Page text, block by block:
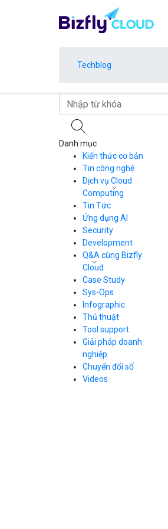
Bảng giá
Bảng giá
Bảng giá
Bảng giá
Techblog
Danh mục
Kiến thức cơ bản
Tin công nghệ
Dịch vụ Cloud
Computing
Cloud Server
CDN
Load Balancer
Auto Scaling
Container Registry
Kubernetes
Cloud Database
Call Center
Business Email
Simple Storage
VPN
Traffic Manager
Cloud VPS
Kafka
Videos
Tin Tức
Ứng dụng AI
Security
Development
Q&A cùng Bizfly
Cloud
Q&A về Bizfly
Cloud Server
Thao tác kết nối
tới server
Videos
Q&A về Bizfly
Business Email
Videos
Case Study
Sys-Ops
Infographic
Thủ thuật
Tool support
Giải pháp doanh
nghiệp
Chuyển đổi số
Videos